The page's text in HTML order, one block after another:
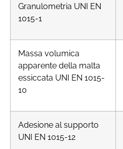
Granulometria UNI EN
1015-1
Massa volumica
apparente della malta
essiccata UNI EN 1015-
10
Adesione al supporto
UNI EN 1015-12